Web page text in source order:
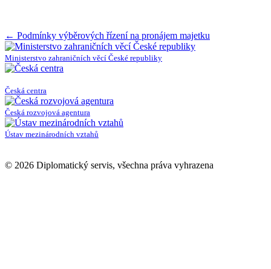
Post
navigation
← Podmínky výběrových řízení na pronájem majetku
Ministerstvo zahraničních věcí České republiky
Česká centra
Česká rozvojová agentura
Ústav mezinárodních vztahů
© 2026 Diplomatický servis, všechna práva vyhrazena